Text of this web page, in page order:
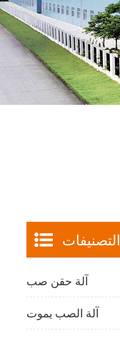
التصنيفات
آلة حقن صب
آلة الصب يموت